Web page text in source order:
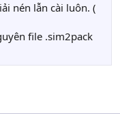
nén lẫn cài luôn. (
file .sim2pack